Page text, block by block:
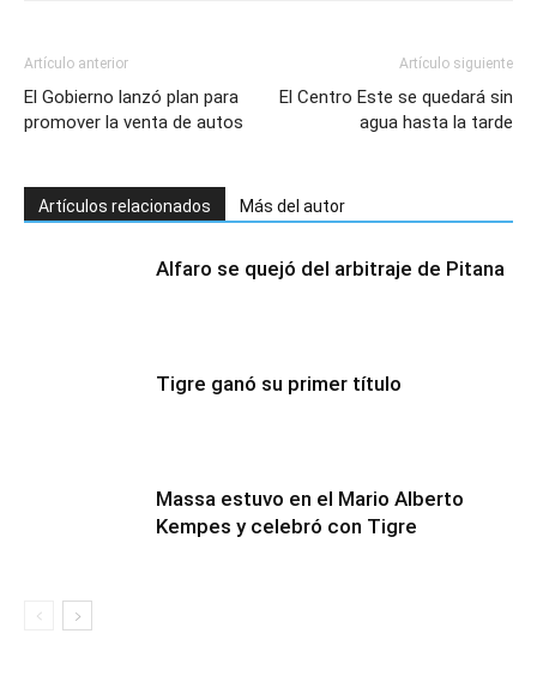
Artículo anterior
El Gobierno lanzó plan para
promover la venta de autos
Artículo siguiente
El Centro Este se quedará sin
agua hasta la tarde
Artículos relacionados Más del autor
Alfaro se quejó del arbitraje de Pitana
Tigre ganó su primer título
Massa estuvo en el Mario Alberto
Kempes y celebró con Tigre